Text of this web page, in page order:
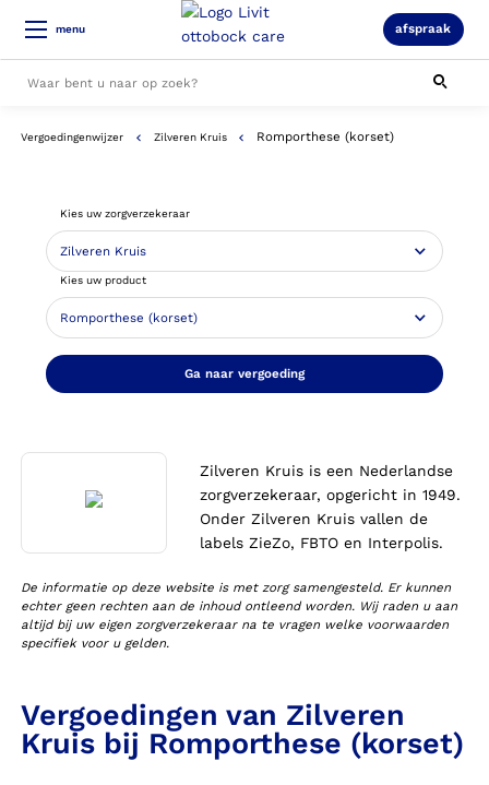
menu afspraak
Alle resultaten
Vergoedingenwijzer Zilveren Kruis Romporthese (korset)
Kies uw zorgverzekeraar
Kies uw product
Ga naar vergoeding
Zilveren Kruis is een Nederlandse
zorgverzekeraar, opgericht in 1949.
Onder Zilveren Kruis vallen de
labels ZieZo, FBTO en Interpolis.
De informatie op deze website is met zorg samengesteld. Er kunnen
echter geen rechten aan de inhoud ontleend worden. Wij raden u aan
altijd bij uw eigen zorgverzekeraar na te vragen welke voorwaarden
specifiek voor u gelden.
Vergoedingen van Zilveren
Kruis bij Romporthese (korset)